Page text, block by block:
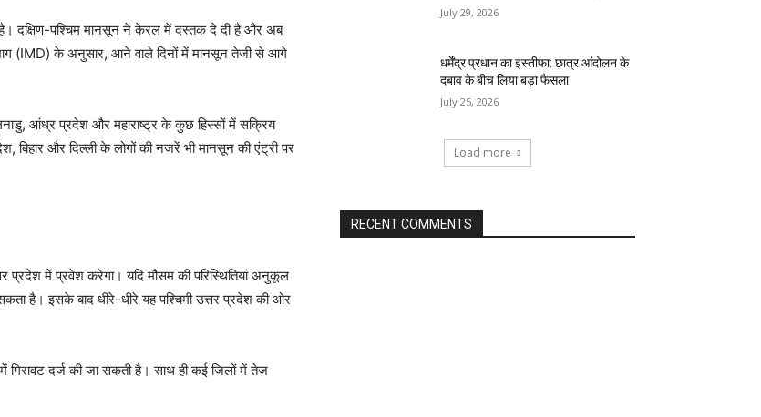
दक्षिण-पश्चिम मानसून ने केरल में दस्तक दे दी है और अब
(IMD) के अनुसार, आने वाले दिनों में मानसून तेजी से आगे
आंध्र प्रदेश और महाराष्ट्र के कुछ हिस्सों में सक्रिय
बिहार और दिल्ली के लोगों की नजरें भी मानसून की एंट्री पर
प्रदेश में प्रवेश करेगा। यदि मौसम की परिस्थितियां अनुकूल
है। इसके बाद धीरे-धीरे यह पश्चिमी उत्तर प्रदेश की ओर
दर्ज की जा सकती है। साथ ही कई जिलों में तेज
July 29, 2026
धर्मेंद्र प्रधान का इस्तीफा: छात्र आंदोलन के
दबाव के बीच लिया बड़ा फैसला
July 25, 2026
Load more
RECENT COMMENTS